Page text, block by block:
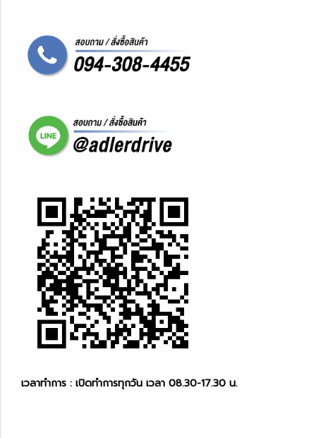
เวลาทำการ : เปิดทำการทุกวัน เวลา 08.30-17.30 น.